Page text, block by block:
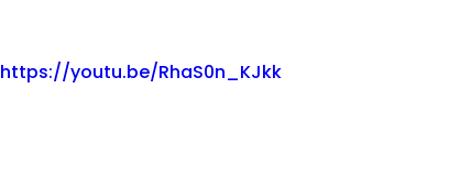
https://youtu.be/RhaS0n_KJkk